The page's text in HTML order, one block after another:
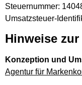
Steuernummer:
Umsatzsteuer-
Hinweise
Konzeption und
Agentur für